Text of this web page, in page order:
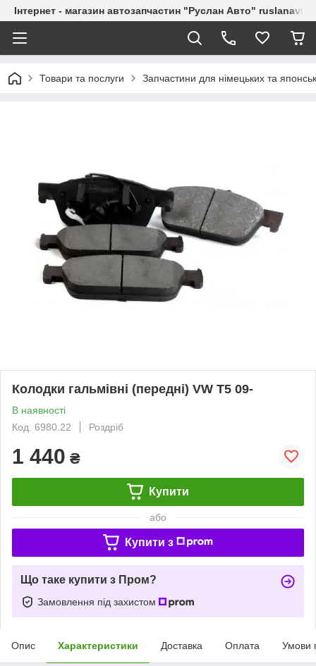
Інтернет - магазин автозапчастин "Руслан Авто"
Товари та послуги Запчастини для німецьких та
Колодки гальмівні (передні) VW T5 09-
В наявності
Код: 6980.22
Роздріб
1 440 ₴
Купити
або
Купити з
Що таке купити з Пром?
Замовлення під захистом
Опис Характеристики Доставка Оплата Умови